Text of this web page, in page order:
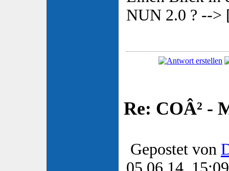
NUN 2.0 ? -->
Re: COÂ² -
Gepostet von